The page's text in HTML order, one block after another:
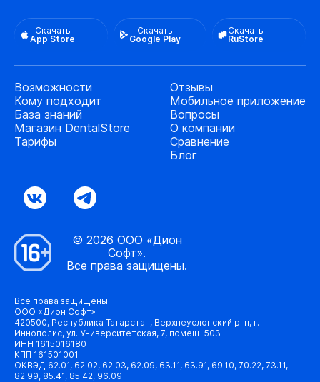
Скачать
App Store
Скачать
Google Play
Скачать
RuStore
Возможности
Кому подходит
База знаний
Магазин DentalStore
Тарифы
Отзывы
Мобильное приложение
Вопросы
О компании
Сравнение
Блог
© 2026 ООО «Дион
Софт».
Все права защищены.
Все права защищены.
ООО «Дион Софт»
420500, Республика Татарстан, Верхнеуслонский р-н, г.
Иннополис, ул. Университетская, 7, помещ. 503
ИНН 1615016180
КПП 161501001
ОКВЭД 62.01, 62.02, 62.03, 62.09, 63.11, 63.91, 69.10, 70.22, 73.11,
82.99, 85.41, 85.42, 96.09